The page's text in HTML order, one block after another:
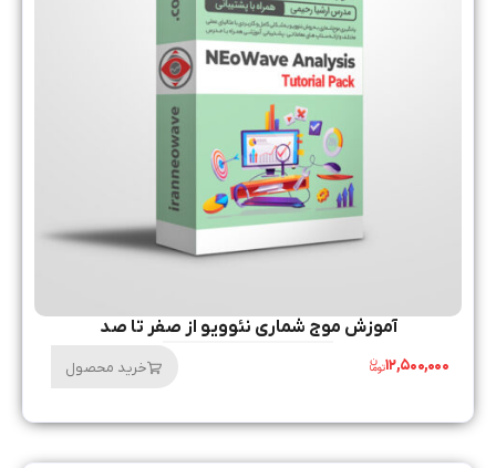
آموزش موج شماری نئوویو از صفر تا صد
۱۲,۵۰۰,۰۰۰ خرید محصول